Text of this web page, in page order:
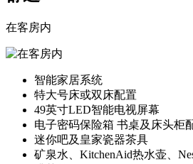
在客房内
智能家居系统
特大号床或双床配置
49英寸LED智能电视屏幕
电子密码保险箱 书桌及床头柜
迷你吧及皇家瓷器茶具
矿泉水、KitchenAid热水壶、